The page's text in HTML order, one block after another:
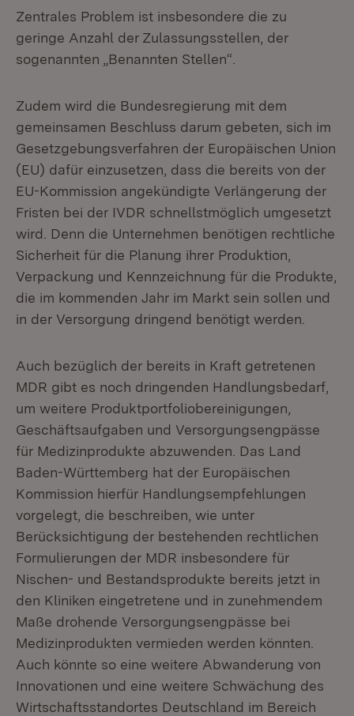
Zentrales Problem ist insbesondere die zu
geringe Anzahl der Zulassungsstellen, der
sogenannten „Benannten Stellen“.
Zudem wird die Bundesregierung mit dem
gemeinsamen Beschluss darum gebeten, sich im
Gesetzgebungsverfahren der Europäischen Union
(EU) dafür einzusetzen, dass die bereits von der
EU-Kommission angekündigte Verlängerung der
Fristen bei der IVDR schnellstmöglich umgesetzt
wird. Denn die Unternehmen benötigen rechtliche
Sicherheit für die Planung ihrer Produktion,
Verpackung und Kennzeichnung für die Produkte,
die im kommenden Jahr im Markt sein sollen und
in der Versorgung dringend benötigt werden.
Auch bezüglich der bereits in Kraft getretenen
MDR gibt es noch dringenden Handlungsbedarf,
um weitere Produktportfoliobereinigungen,
Geschäftsaufgaben und Versorgungsengpässe
für Medizinprodukte abzuwenden. Das Land
Baden-Württemberg hat der Europäischen
Kommission hierfür Handlungsempfehlungen
vorgelegt, die beschreiben, wie unter
Berücksichtigung der bestehenden rechtlichen
Formulierungen der MDR insbesondere für
Nischen- und Bestandsprodukte bereits jetzt in
den Kliniken eingetretene und in zunehmendem
Maße drohende Versorgungsengpässe bei
Medizinprodukten vermieden werden könnten.
Auch könnte so eine weitere Abwanderung von
Innovationen und eine weitere Schwächung des
Wirtschaftsstandortes Deutschland im Bereich